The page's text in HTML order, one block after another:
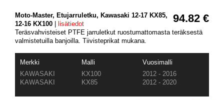
94.82 €
Moto-Master, Etujarruletku, Kawasaki 12-17 KX85,
12-16 KX100
lisätiedot
Teräsvahvisteiset PTFE jarruletkut ruostumattomasta teräksestä
valmistetuilla banjoilla. Tiivisteprikat mukana.
Merkki Malli
Vuosimalli
KAWASAKI
KX100
2012 - 2016
KAWASAKI
KX85 2012 - 2020